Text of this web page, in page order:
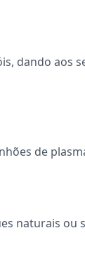
dando aos
de
naturais ou